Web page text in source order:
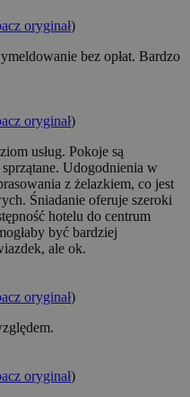
oryginał)
bez opłat. Bardzo
oryginał)
usług. Pokoje są
Udogodnienia w
z żelazkiem, co jest
Śniadanie oferuje szeroki
hotelu do centrum
być bardziej
ale ok.
oryginał)
oryginał)